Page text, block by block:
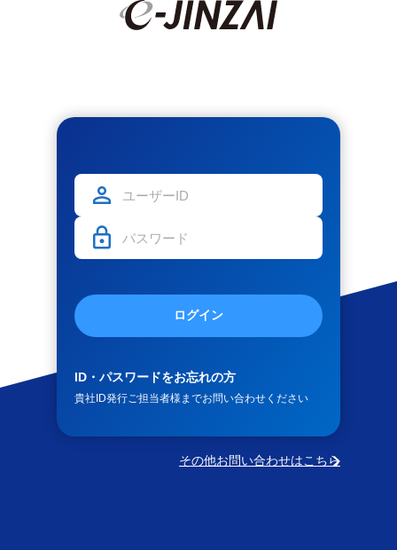
ログイン
ID・パスワードをお忘れの方
貴社ID発行ご担当者様までお問い合わせください
その他お問い合わせはこちら